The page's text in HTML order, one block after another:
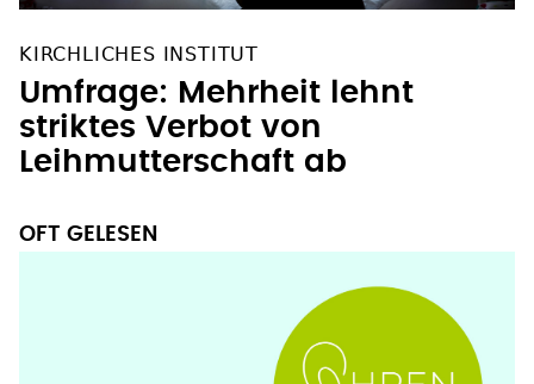
KIRCHLICHES INSTITUT
Umfrage: Mehrheit lehnt
striktes Verbot von
Leihmutterschaft ab
OFT GELESEN